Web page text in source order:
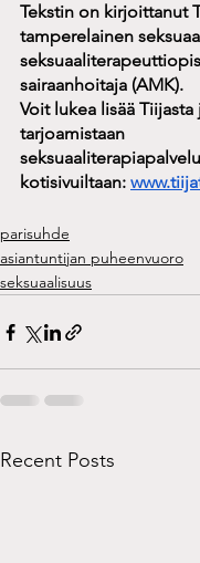
Tekstin on kirjoittanut
tamperelainen
sairaanhoitaja (AMK).
Voit lukea lisää Tiijasta
tarjoamistaan
kotisivuiltaan:
parisuhde
asiantuntijan puheenvuoro
seksuaalisuus
Recent Posts